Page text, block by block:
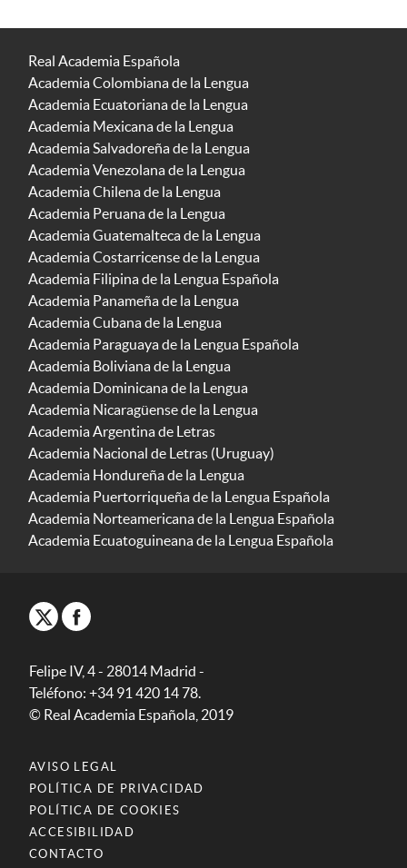
Real Academia Española
Academia Colombiana de la Lengua
Academia Ecuatoriana de la Lengua
Academia Mexicana de la Lengua
Academia Salvadoreña de la Lengua
Academia Venezolana de la Lengua
Academia Chilena de la Lengua
Academia Peruana de la Lengua
Academia Guatemalteca de la Lengua
Academia Costarricense de la Lengua
Academia Filipina de la Lengua Española
Academia Panameña de la Lengua
Academia Cubana de la Lengua
Academia Paraguaya de la Lengua Española
Academia Boliviana de la Lengua
Academia Dominicana de la Lengua
Academia Nicaragüense de la Lengua
Academia Argentina de Letras
Academia Nacional de Letras (Uruguay)
Academia Hondureña de la Lengua
Academia Puertorriqueña de la Lengua Española
Academia Norteamericana de la Lengua Española
Academia Ecuatoguineana de la Lengua Española
Felipe IV, 4 - 28014 Madrid -
Teléfono: +34 91 420 14 78.
© Real Academia Española, 2019
AVISO LEGAL
POLÍTICA DE PRIVACIDAD
POLÍTICA DE COOKIES
ACCESIBILIDAD
CONTACTO